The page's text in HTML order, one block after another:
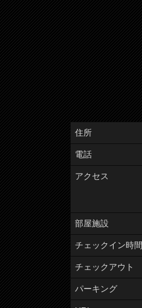
住所
電話
アクセス
部屋施設
チェックイン時間
チェックアウト
パーキング